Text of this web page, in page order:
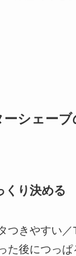
シェーブ
くり決める
つきやすい
た後につっ